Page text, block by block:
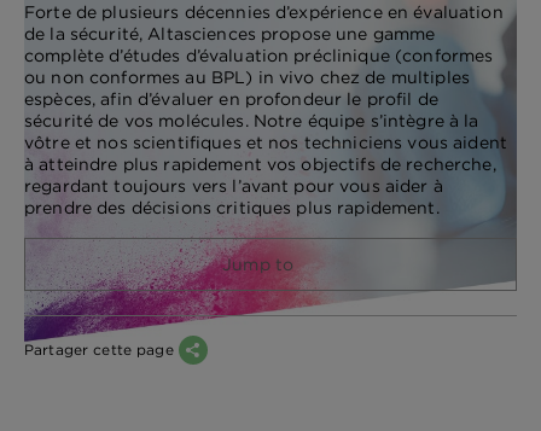
Forte de plusieurs décennies d’expérience en évaluation
de la sécurité, Altasciences propose une gamme
complète d’études d’évaluation préclinique (conformes
ou non conformes au BPL) in vivo chez de multiples
espèces, afin d’évaluer en profondeur le profil de
sécurité de vos molécules. Notre équipe s’intègre à la
vôtre et nos scientifiques et nos techniciens vous aident
à atteindre plus rapidement vos objectifs de recherche,
regardant toujours vers l’avant pour vous aider à
prendre des décisions critiques plus rapidement.
Jump to
Partager cette page